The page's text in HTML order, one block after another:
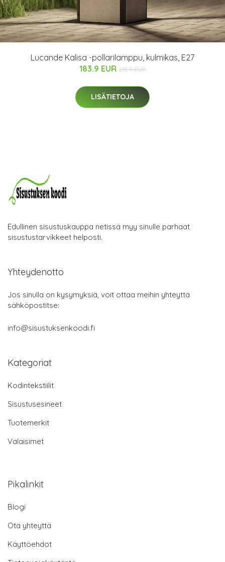
Lucande Kalisa -pollarilamppu, kulmikas, E27
183.9 EUR 215.9 EUR
LISÄTIETOJA
Edullinen sisustuskauppa netissä myy sinulle parhaat
sisustustarvikkeet helposti.
Yhteydenotto
Jos sinulla on kysymyksiä, voit ottaa meihin yhteyttä
sähköpostitse:
info@sisustuksenkoodi.fi
Kategoriat
Kodintekstiilit
Sisustusesineet
Tuotemerkit
Valaisimet
Pikalinkit
Blogi
Ota yhteyttä
Käyttöehdot